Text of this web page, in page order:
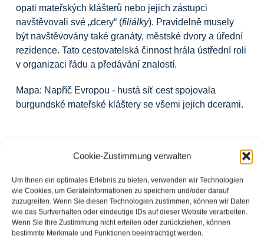
Cookie-Zustimmung verwalten
Um Ihnen ein optimales Erlebnis zu bieten, verwenden wir Technologien
wie Cookies, um Geräteinformationen zu speichern und/oder darauf
zuzugreifen. Wenn Sie diesen Technologien zustimmen, können wir Daten
wie das Surfverhalten oder eindeutige IDs auf dieser Website verarbeiten.
Wenn Sie Ihre Zustimmung nicht erteilen oder zurückziehen, können
bestimmte Merkmale und Funktionen beeinträchtigt werden.
opati mateřských klášterů nebo jejich zástupci
navštěvovali své „dcery“ (filiálky). Pravidelně musely
být navštěvovány také granáty, městské dvory a úřední
rezidence. Tato cestovatelská činnost hrála ústřední roli
v organizaci řádu a předávání znalostí.
Mapa: Napříč Evropou - hustá síť cest spojovala
burgundské mateřské kláštery se všemi jejich dcerami.